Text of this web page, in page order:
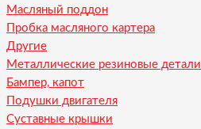
Масляный поддон
Пробка масляного картера
Другие
Металлические резиновые детали
Бампер, капот
Подушки двигателя
Суставные крышки